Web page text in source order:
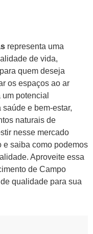
representa uma
de vida,
quem deseja
os espaços ao ar
potencial
e bem-estar,
naturais de
nesse mercado
e saiba como podemos
Aproveite essa
de Campo
qualidade para sua